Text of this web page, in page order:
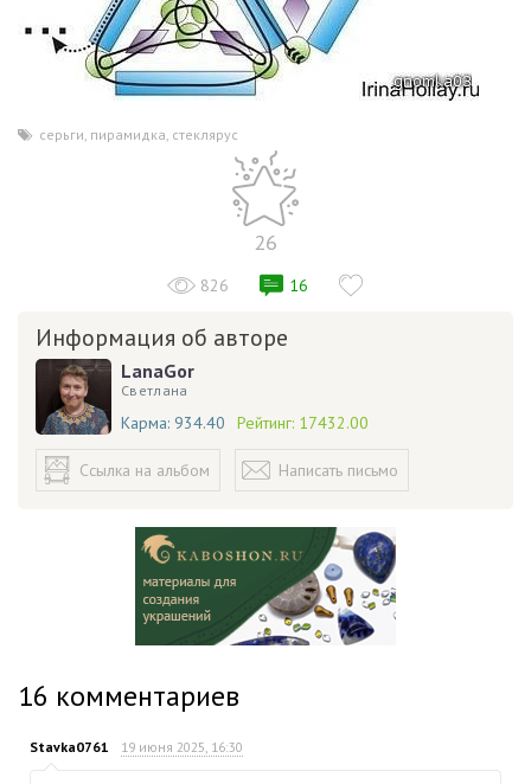
серьги пирамидка стеклярус
26
826 16
Информация об авторе
LanaGor
Светлана
Карма: 934.40 Рейтинг: 17432.00
Ссылка на альбом Написать письмо
16 комментариев
Stavka0761 19 июня 2025, 16:30